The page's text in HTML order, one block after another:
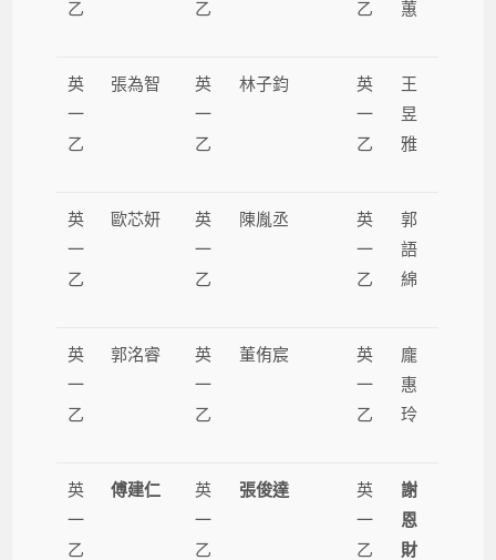
乙 乙 乙 蕙
英
一
乙
張為智
英
一
乙
林子鈞
英
一
乙
王
昱
雅
英
一
乙
歐芯妍
英
一
乙
陳胤丞
英
一
乙
郭
語
綿
英
一
乙
郭洺睿
英
一
乙
董侑宸
英
一
乙
龐
惠
玲
英
一
乙
傅建仁
英
一
乙
張俊達
英
一
乙
謝
恩
財